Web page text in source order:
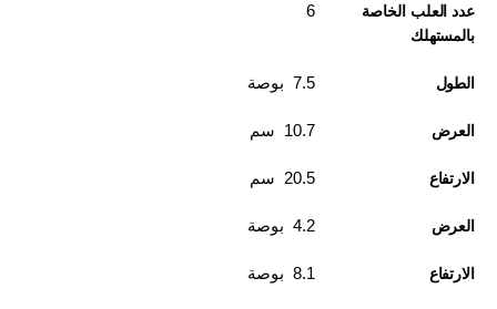
عدد العلب الخاصة
بالمستهلك
6
الطول 7.5 بوصة
العرض 10.7 سم
الارتفاع 20.5 سم
العرض 4.2 بوصة
الارتفاع 8.1 بوصة